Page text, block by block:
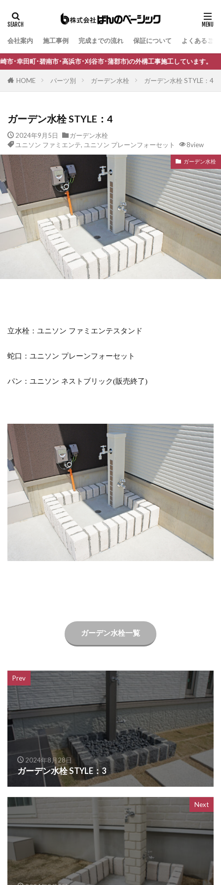
会社案内 施工事例 完成までの流れ 保証について よくあるご
浜市･刈谷市･蒲郡市)の外構工事施工しています。
HOME パーツ別 ガーデン水栓 ガーデン水栓 STYLE：4
ガーデン水栓 STYLE：4
2024年9月5日
ガーデン水栓
ユニソン ファミエンテ, ユニソン プレーンフォーセット 8view
ガーデン水栓
立水栓：ユニソン ファミエンテスタンド
蛇口：ユニソン プレーンフォーセット
パン：ユニソン ネストブリック(販売終了)
ガーデン水栓一覧
Prev
2024年8月28日
ガーデン水栓 STYLE：3
Next
タグ
B-Life.s Bウッドスタイル
B-Life.s ジョグストーン
B-Life.s ロートアイアンサイン
Dea's Garden A-07
Dea'sGarden アルモ
Dea'sGarden アンジュ
Dea'sGarden カンナミニ
Dea'sGarden ディーズシェッド カンナ
Dea'sGarden プロバンス
Dea'sGarden ポーチ
ECOMOC エコモックフェンス
Kターフ
LIXIL アーキフィールド
LIXIL アーキフラン
LIXIL アクシィ1型
LIXIL アクシィ2型
LIXIL アメリカンフェンス
LIXIL アルファベットサイン
LIXIL アルメッシュフェンス
LIXIL ウィンスリーポート
LIXIL ウォールスクリーン
LIXIL エススライド
LIXIL ガーデンルームGF
LIXIL グレイスランド
LIXIL コートラインⅡ
LIXIL スマート宅配ポスト
LIXIL デザイナーズパーツ 枕木材
LIXIL ネクストポスト
LIXIL ネスカ
LIXIL ハイサモア
LIXIL フーゴ
LIXIL ファンクションユニット アクシィ
LIXIL ファンクションユニット ウィルモダン
LIXIL フェンスAB
LIXIL ブラケットウォールライト
LIXIL プラスG
LIXIL プレスタフェンス
LIXIL プレミエス
LIXIL プログコートフェンス
LIXIL 美彩 マリンライト
LIXIL 表札灯
LIXIL 門柱灯
LIXIL 開き門扉AB
OnlyOne ヴァリオネオ
OnlyOne ヴェリータヌーボS
OnlyOne ウォールマウントライト
OnlyOne エッジネームプレート
OnlyOne カーストップバー
OnlyOne クーリエ
OnlyOne サブレ
OnlyOne シャーポ
OnlyOne ショーケース エントランスユニット
OnlyOne ショーケース専用ボーノ
OnlyOne シンプルフレーム フロントネームプレート
OnlyOne シンライト
OnlyOne スマートポール セレクト
OnlyOne ティンバー
OnlyOne テンピオ
OnlyOne ナミプラス アール
OnlyOne ニューヨークスタイル